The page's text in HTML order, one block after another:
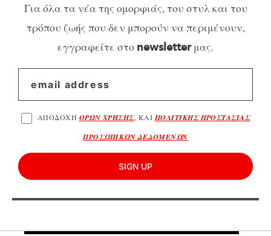
Για όλα τα νέα της ομορφιάς, του στυλ και του
τρόπου ζωής που δεν μπορούν να περιμένουν,
εγγραφείτε στο newsletterμας.
ΑΠΟΔΟΧΗ ΟΡΩΝ ΧΡΗΣΗΣ, ΚΑΙΠΟΛΙΤΙΚΗΣ ΠΡΟΣΤΑΣΙΑΣ
ΠΡΟΣΩΠΙΚΩΝ ΔΕΔΟΜΕΝΩΝ
SIGN UP